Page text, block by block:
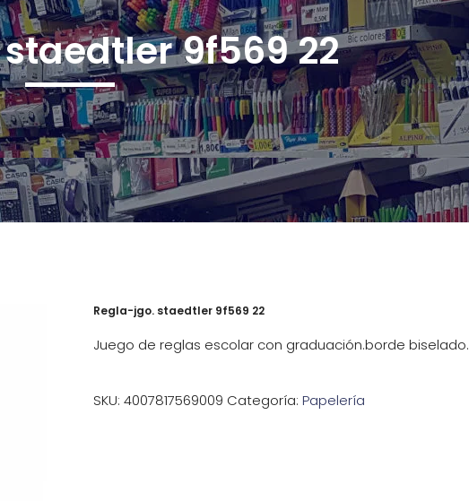
9f569 22
Regla-jgo. staedtler 9f569 22
Juego de reglas escolar con graduación.borde biselado.
SKU: 4007817569009 Categoría: Papelería